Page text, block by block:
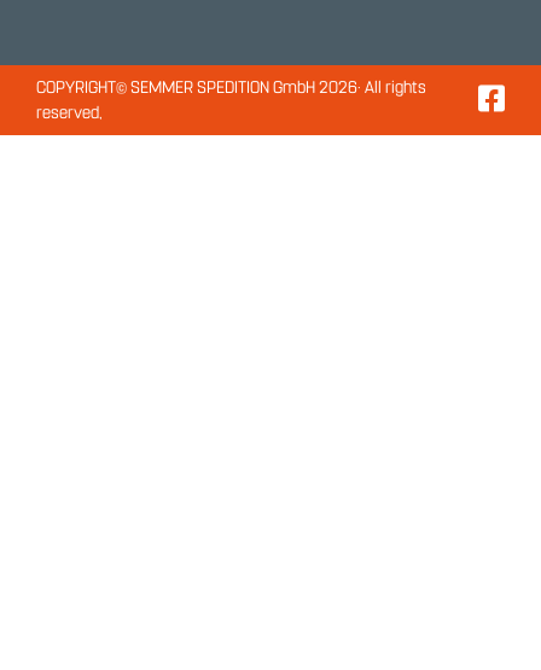
COPYRIGHT© SEMMER SPEDITION GmbH 2026· All rights
reserved,